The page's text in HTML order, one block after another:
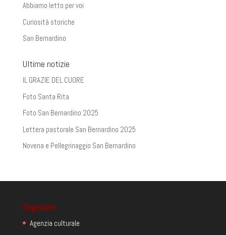
Abbiamo letto per voi
Curiosità storiche
San Bernardino
Ultime notizie
IL GRAZIE DEL CUORE
Foto Santa Rita
Foto San Bernardino 2025
Lettera pastorale San Bernardino 2025
Novena e Pellegrinaggio San Bernardino
Segnalibri
Agenzia culturale